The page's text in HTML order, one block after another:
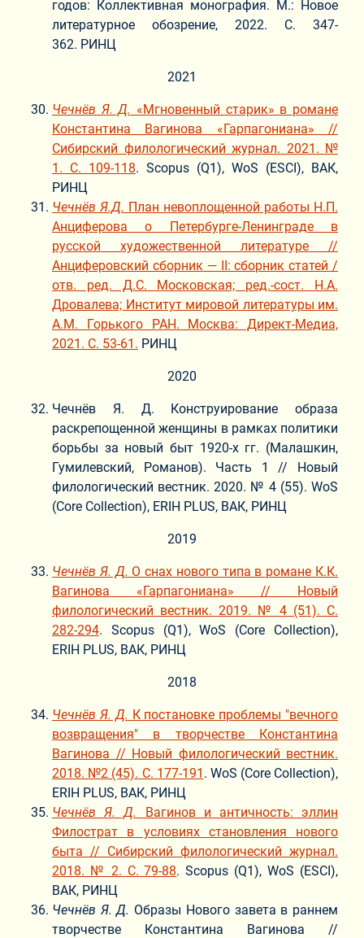
годов: Коллективная монография. М.: Новое
литературное обозрение, 2022. C. 347-
362. РИНЦ
2021
Чечнёв Я. Д. «Мгновенный старик» в романе
Константина Вагинова «Гарпагониана» //
Сибирский филологический журнал. 2021. №
1. С. 109-118. Scopus (Q1), WoS (ESCI), ВАК,
РИНЦ
Чечнёв Я.Д. План невоплощенной работы Н.П.
Анциферова о Петербурге-Ленинграде в
русской художественной литературе //
Анциферовский сборник — II: сборник статей /
отв. ред. Д.С. Московская; ред.-сост. Н.А.
Дровалева; Институт мировой литературы им.
А.М. Горького РАН. Москва: Директ-Медиа,
2021. С. 53-61. РИНЦ
2020
Чечнёв Я. Д. Конструирование образа
раскрепощенной женщины в рамках политики
борьбы за новый быт 1920-х гг. (Малашкин,
Гумилевский, Романов). Часть 1 // Новый
филологический вестник. 2020. № 4 (55). WoS
(Core Collection), ERIH PLUS, ВАК, РИНЦ
2019
Чечнёв Я. Д. О снах нового типа в романе К.К.
Вагинова «Гарпагониана» // Новый
филологический вестник. 2019. № 4 (51). С.
282-294. Scopus (Q1), WoS (Core Collection),
ERIH PLUS, ВАК, РИНЦ
2018
Чечнёв Я. Д. К постановке проблемы "вечного
возвращения" в творчестве Константина
Вагинова // Новый филологический вестник.
2018. №2 (45). С. 177-191 . WoS (Core Collection),
ERIH PLUS, ВАК, РИНЦ
Чечнёв Я. Д.
Вагинов и античность: эллин
Филострат в условиях становления нового
быта // Сибирский филологический журнал.
2018. № 2. С. 79-88. Scopus (Q1), WoS (ESCI),
ВАК, РИНЦ
Чечнёв Я. Д. Образы Нового завета в раннем
творчестве Константина Вагинова //